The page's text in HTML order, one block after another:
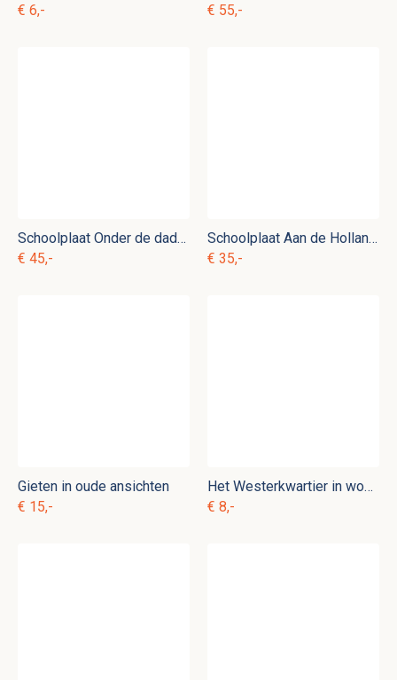
€ 6,-
€ 55,-
Schoolplaat Onder de dadelpalmen nr. 1
€ 45,-
Schoolplaat Aan de Hollandse Waterlinie nr. 7
€ 35,-
Gieten in oude ansichten
€ 15,-
Het Westerkwartier in woord & beeld
€ 8,-